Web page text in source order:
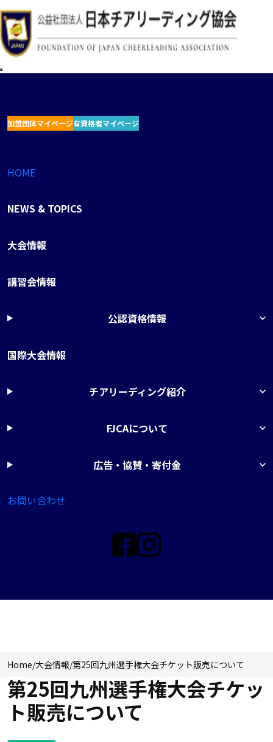
加盟団体マイページ有資格者マイページ
HOME
NEWS & TOPICS
大会情報
講習会情報
公認資格情報
国際大会情報
チアリーディング紹介
FJCAについて
広告・協賛・寄付金
お問い合わせ
Home/大会情報/第25回九州選手権大会チケット販売について
第25回九州選手権大会チケッ
ト販売について